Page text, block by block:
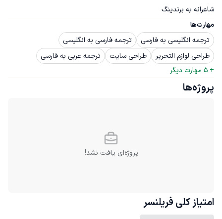
شاعرانه به برندینگ
مهارت‌ها
ترجمه انگلیسی به فارسی
ترجمه فارسی به انگلیسی
طراحی لوازم التحریر
طراحی سایت
ترجمه عربی به فارسی
+
5 مهارت دیگر
پروژه‌ها
پروژه‌ای یافت نشد!
امتیاز کلی فریلنسر